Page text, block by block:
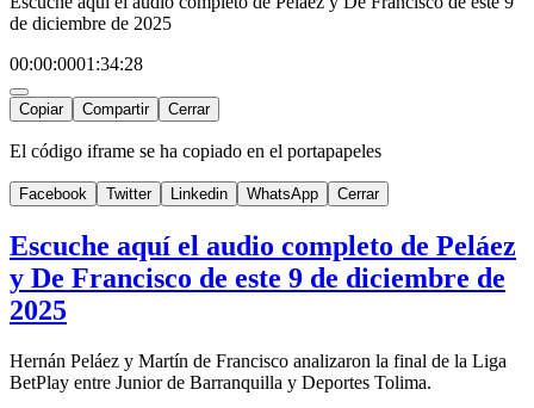
de diciembre de 2025
00:00:0001:34:28
Copiar Compartir Cerrar
El código iframe se ha copiado en el portapapeles
Facebook Twitter Linkedin WhatsApp Cerrar
Escuche aquí el audio completo de Peláez
y De Francisco de este 9 de diciembre de
2025
Hernán Peláez y Martín de Francisco analizaron la final de la Liga
BetPlay entre Junior de Barranquilla y Deportes Tolima.